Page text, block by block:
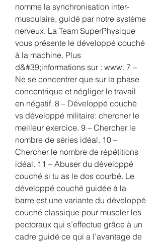
nomme la synchronisation inter-
musculaire, guidé par notre système
nerveux. La Team SuperPhysique
vous présente le développé couché
à la machine. Plus
d&#39;informations sur : www. 7 –
Ne se concentrer que sur la phase
concentrique et négliger le travail
en négatif. 8 – Développé couché
vs développé militaire: chercher le
meilleur exercice. 9 – Chercher le
nombre de séries idéal. 10 –
Chercher le nombre de répétitions
idéal. 11 – Abuser du développé
couché si tu as le dos courbé. Le
développé couché guidée à la
barre est une variante du développé
couché classique pour muscler les
pectoraux qui s’effectue grâce à un
cadre guidé ce qui a l’avantage de